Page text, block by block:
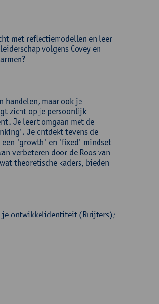
met reflectiemodellen en leer
volgens Covey en
handelen, maar ook je
zicht op je persoonlijk
Je leert omgaan met de
Je ontdekt tevens de
een 'growth' en 'fixed' mindset
verbeteren door de Roos van
theoretische kaders, bieden
je ontwikkelidentiteit (Ruijters);